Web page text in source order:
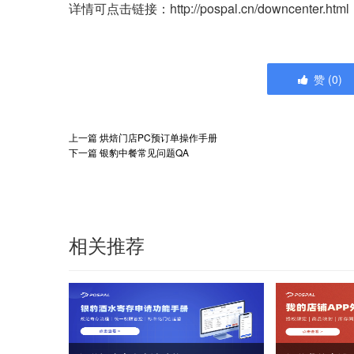
详情可点击链接：http://pospal.cn/downcenter.html
赞 (0)
上一篇烘焙门店PC预订单操作手册
下一篇银豹中餐常见问题QA
相关推荐